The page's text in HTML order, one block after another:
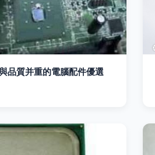
品質并重的電腦配件優選